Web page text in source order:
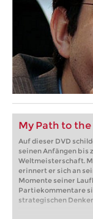
My Path to the
Auf dieser DVD
seinen Anfängen bis
Weltmeisterschaft.
erinnert er sich an
Momente seiner
Partiekommentare
strategischen